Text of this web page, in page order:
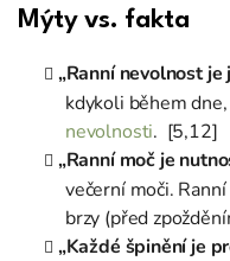
Mýty vs. fakta
„Ranní nevolnost je
kdykoli během
nevolnosti. [5,12]
„Ranní moč je
večerní moči.
brzy (před
„Každé špinění je